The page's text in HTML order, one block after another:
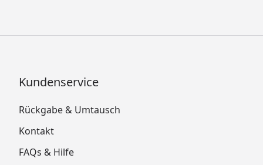
Kundenservice
Rückgabe & Umtausch
Kontakt
FAQs & Hilfe